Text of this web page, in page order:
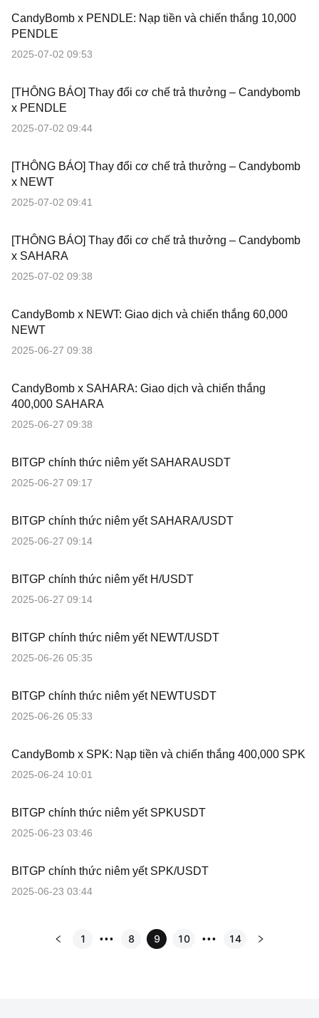
CandyBomb x PENDLE: Nạp tiền và chiến thắng 10,000
PENDLE
2025-07-02 09:53
[THÔNG BÁO] Thay đổi cơ chế trả thưởng – Candybomb
x PENDLE
2025-07-02 09:44
[THÔNG BÁO] Thay đổi cơ chế trả thưởng – Candybomb
x NEWT
2025-07-02 09:41
[THÔNG BÁO] Thay đổi cơ chế trả thưởng – Candybomb
x SAHARA
2025-07-02 09:38
CandyBomb x NEWT: Giao dịch và chiến thắng 60,000
NEWT
2025-06-27 09:38
CandyBomb x SAHARA: Giao dịch và chiến thắng
400,000 SAHARA
2025-06-27 09:38
BITGP chính thức niêm yết SAHARAUSDT
2025-06-27 09:17
BITGP chính thức niêm yết SAHARA/USDT
2025-06-27 09:14
BITGP chính thức niêm yết H/USDT
2025-06-27 09:14
BITGP chính thức niêm yết NEWT/USDT
2025-06-26 05:35
BITGP chính thức niêm yết NEWTUSDT
2025-06-26 05:33
CandyBomb x SPK: Nạp tiền và chiến thắng 400,000 SPK
2025-06-24 10:01
BITGP chính thức niêm yết SPKUSDT
2025-06-23 03:46
BITGP chính thức niêm yết SPK/USDT
2025-06-23 03:44
1 ••• 8 9 10 ••• 14